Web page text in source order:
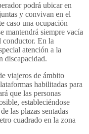
podrá ubicar en
y convivan en el
caso una ocupación
mantendrá siempre vacía
conductor. En la
atención a la
discapacidad.
viajeros de ámbito
habilitadas para
que las personas
estableciéndose
las plazas sentadas
cuadrado en la zona